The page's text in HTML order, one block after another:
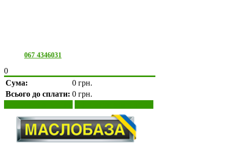
067 4346031
0
Сума:
0 грн.
Всього до сплати: 0 грн.